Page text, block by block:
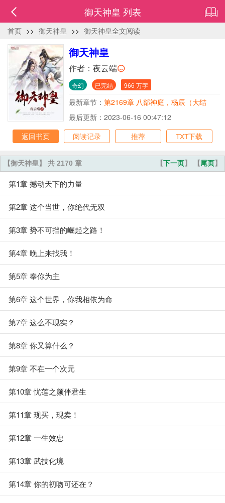
御天神皇 列表
首页 >> 御天神皇 >> 御天神皇全文阅读
御天神皇
作者： 夜云端
奇幻 已完结 966 万字
最新章节： 第2169章 八部神庭，杨辰（大结
局）
最后更新：2023-06-16 00:47:12
返回书页
阅读记录 推荐 TXT下载
【下一页】 【尾页】
【御天神皇】 共 2170 章
第1章 撼动天下的力量
第2章 这个当世，你绝代无双
第3章 势不可挡的崛起之路！
第4章 晚上来找我！
第5章 奉你为主
第6章 这个世界，你我相依为命
第7章 这么不现实？
第8章 你又算什么？
第9章 不在一个次元
第10章 忧莲之颜伴君生
第11章 现买，现卖！
第12章 一生效忠
第13章 武技化境
第14章 你的初吻可还在？